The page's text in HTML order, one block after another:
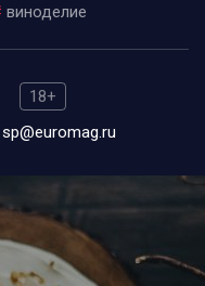
виноделие
18+
sp@euromag.ru